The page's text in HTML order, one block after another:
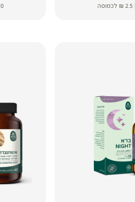
₪ 2.5 לכמוסה